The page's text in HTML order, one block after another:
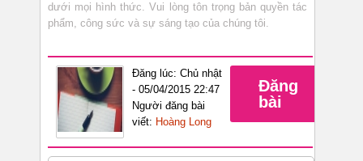
dưới mọi hình thức. Vui lòng tôn trọng bản quyền tác
phẩm, công sức và sự sáng tạo của chúng tôi.
Đăng lúc: Chủ nhật
- 05/04/2015 22:47
Người đăng bài
viết: Hoàng Long
Đăng
bài